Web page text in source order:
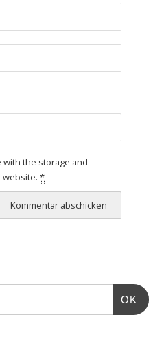
with the storage and
website.*
OK